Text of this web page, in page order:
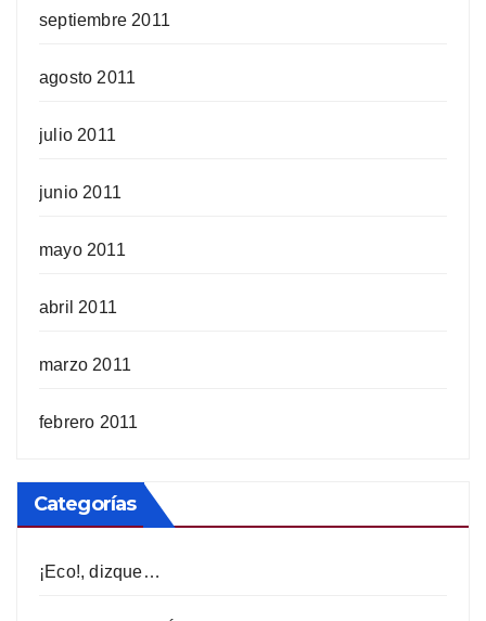
septiembre 2011
agosto 2011
julio 2011
junio 2011
mayo 2011
abril 2011
marzo 2011
febrero 2011
Categorías
¡Eco!, dizque…